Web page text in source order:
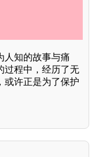
人知的故事与痛
过程中，经历了无
或许正是为了保护